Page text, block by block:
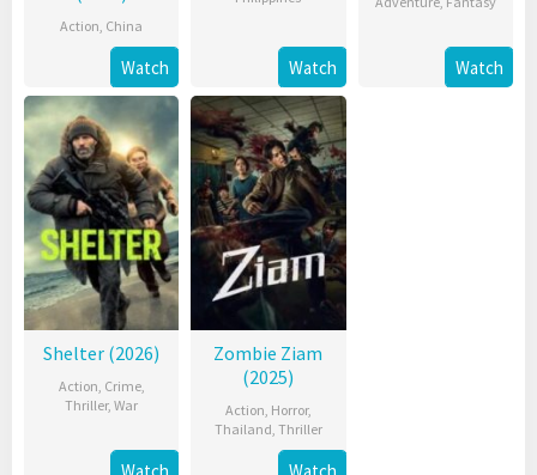
Action, China
Watch Watch Watch
Shelter (2026)
Action, Crime,
Thriller,War
Zombie Ziam
(2025)
Action, Horror,
Thailand, Thriller